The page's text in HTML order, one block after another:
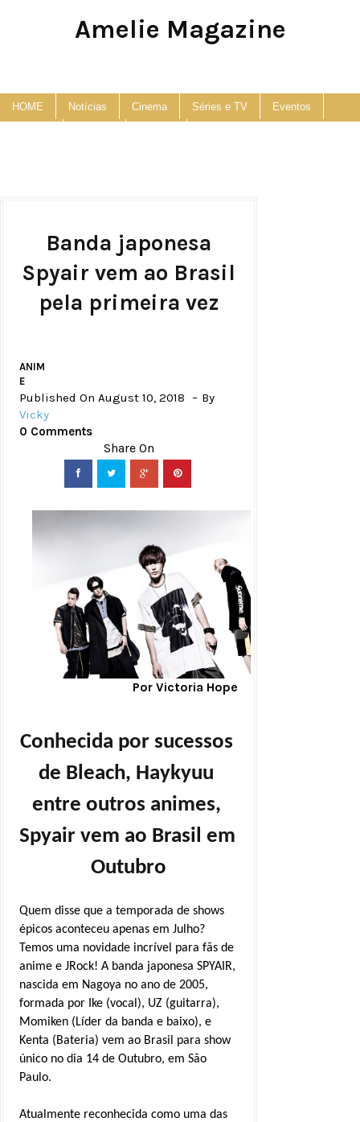
Amelie Magazine
HOME Notícias Cinema Séries e TV Eventos
Banda japonesa
Spyair vem ao Brasil
pela primeira vez
ANIM
E
Published On August 10, 2018
By
Vicky
0 Comments
Por Victoria Hope
Conhecida por sucessos
de Bleach, Haykyuu
entre outros animes,
Spyair vem ao Brasil em
Outubro
Quem disse que a temporada de shows
épicos aconteceu apenas em Julho?
Temos uma novidade incrível para fãs de
anime e JRock! A banda japonesa SPYAIR,
nascida em Nagoya no ano de 2005,
formada por Ike (vocal), UZ (guitarra),
Momiken (Líder da banda e baixo), e
Kenta (Bateria) vem ao Brasil para show
único no dia 14 de Outubro, em São
Paulo.
Atualmente reconhecida como uma das